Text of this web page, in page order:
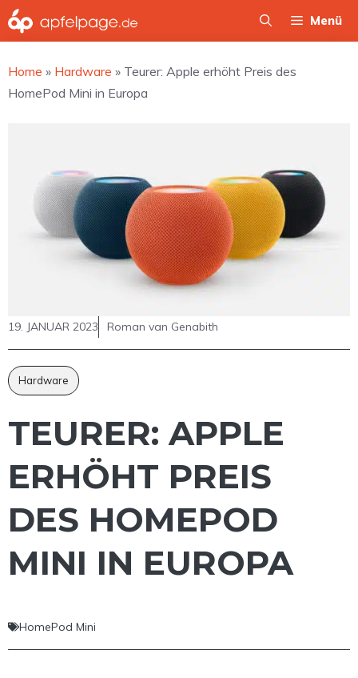
Zum
Inhalt
Menü
Home » Hardware » Teurer: Apple erhöht Preis des
HomePod Mini in Europa
19. JANUAR 2023 Roman van Genabith
Hardware
TEURER: APPLE
ERHÖHT PREIS
DES HOMEPOD
MINI IN EUROPA
HomePod Mini